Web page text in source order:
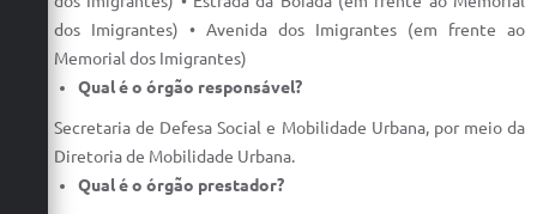
dos Imigrantes) • Avenida dos Imigrantes (em frente ao
Memorial dos Imigrantes)
Qual é o órgão responsável?
Secretaria de Defesa Social e Mobilidade Urbana, por meio da
Diretoria de Mobilidade Urbana.
Qual é o órgão prestador?